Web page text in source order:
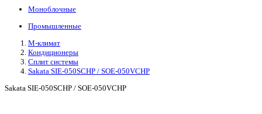
Моноблочные
Промышленные
М-климат
Кондиционеры
Сплит системы
Sakata SIE-050SCHP / SOE-050VCHP
Sakata SIE-050SCHP / SOE-050VCHP